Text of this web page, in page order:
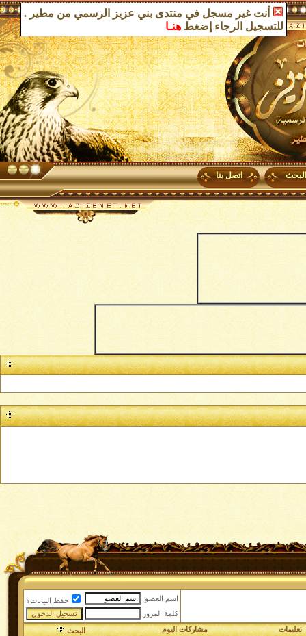
أنت غير مسجل في منتدى بني عزيز الرسمي من مطير .
للتسجيل الرجاء إضغط هنـا
اتصل بنا
اسم العضو
حفظ البيانات؟
كلمة المرور
تعليمات
مشاركات اليوم البحث